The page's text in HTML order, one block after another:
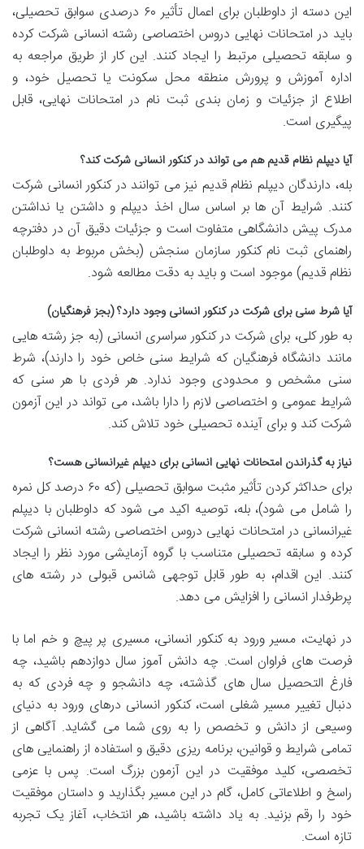
این دسته از داوطلبان برای اعمال تأثیر ۶۰ درصدی سوابق تحصیلی،
باید در امتحانات نهایی دروس اختصاصی رشته انسانی شرکت کرده
و سابقه تحصیلی مرتبط را ایجاد کنند. این کار از طریق مراجعه به
اداره آموزش و پرورش منطقه محل سکونت یا تحصیل خود، و
اطلاع از جزئیات و زمان بندی ثبت نام در امتحانات نهایی، قابل
پیگیری است.
آیا دیپلم نظام قدیم هم می تواند در کنکور انسانی شرکت کند؟
بله، دارندگان دیپلم نظام قدیم نیز می توانند در کنکور انسانی شرکت
کنند. شرایط آن ها بر اساس سال اخذ دیپلم و داشتن یا نداشتن
مدرک پیش دانشگاهی متفاوت است و جزئیات دقیق آن در دفترچه
راهنمای ثبت نام کنکور سازمان سنجش (بخش مربوط به داوطلبان
نظام قدیم) موجود است و باید به دقت مطالعه شود.
آیا شرط سنی برای شرکت در کنکور انسانی وجود دارد؟ (بجز فرهنگیان)
به طور کلی، برای شرکت در کنکور سراسری انسانی (به جز رشته هایی
مانند دانشگاه فرهنگیان که شرایط سنی خاص خود را دارند)، شرط
سنی مشخص و محدودی وجود ندارد. هر فردی با هر سنی که
شرایط عمومی و اختصاصی لازم را دارا باشد، می تواند در این آزمون
شرکت کند و برای آینده تحصیلی خود تلاش کند.
نیاز به گذراندن امتحانات نهایی انسانی برای دیپلم غیرانسانی هست؟
برای حداکثر کردن تأثیر مثبت سوابق تحصیلی (که ۶۰ درصد کل نمره
را شامل می شود)، بله، توصیه اکید می شود که داوطلبان با دیپلم
غیرانسانی در امتحانات نهایی دروس اختصاصی رشته انسانی شرکت
کرده و سابقه تحصیلی متناسب با گروه آزمایشی مورد نظر را ایجاد
کنند. این اقدام، به طور قابل توجهی شانس قبولی در رشته های
پرطرفدار انسانی را افزایش می دهد.
در نهایت، مسیر ورود به کنکور انسانی، مسیری پر پیچ و خم اما با
فرصت های فراوان است. چه دانش آموز سال دوازدهم باشید، چه
فارغ التحصیل سال های گذشته، چه دانشجو و چه فردی که به
دنبال تغییر مسیر شغلی است، کنکور انسانی درهای ورود به دنیای
وسیعی از دانش و تخصص را به روی شما می گشاید. آگاهی از
تمامی شرایط و قوانین، برنامه ریزی دقیق و استفاده از راهنمایی های
تخصصی، کلید موفقیت در این آزمون بزرگ است. پس با عزمی
راسخ و اطلاعاتی کامل، گام در این مسیر بگذارید و داستان موفقیت
خود را رقم بزنید. به یاد داشته باشید، هر انتخاب، آغاز یک تجربه
تازه است.